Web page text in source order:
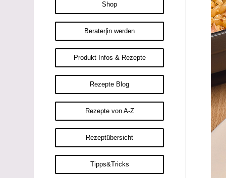
Shop
Berater|in werden
Produkt Infos & Rezepte
Rezepte Blog
Rezepte von A-Z
Rezeptübersicht
Tipps&Tricks